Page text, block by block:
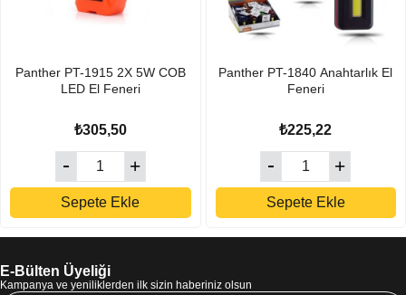
Panther PT-1915 2X 5W COB
LED El Feneri
₺305,50
Sepete Ekle
Panther PT-1840 Anahtarlık El
Feneri
₺225,22
Sepete Ekle
E-Bülten Üyeliği
Kampanya ve yeniliklerden ilk sizin haberiniz olsun